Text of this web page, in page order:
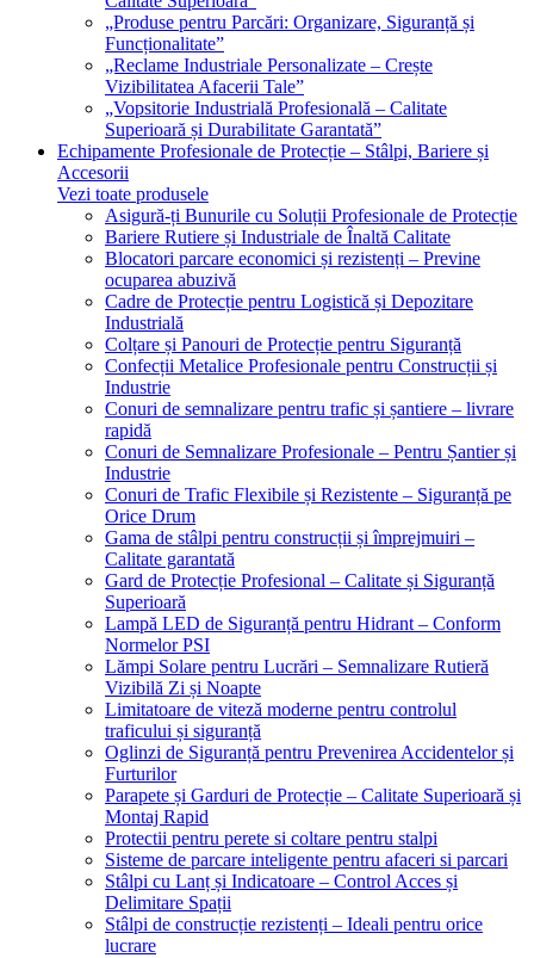
„Produse pentru Parcări: Organizare, Siguranță și
Funcționalitate”
„Reclame Industriale Personalizate – Crește
Vizibilitatea Afacerii Tale”
„Vopsitorie Industrială Profesională – Calitate
Superioară și Durabilitate Garantată”
Echipamente Profesionale de Protecție – Stâlpi, Bariere și
Accesorii
Vezi toate produsele
Asigură-ți Bunurile cu Soluții Profesionale de Protecție
Bariere Rutiere și Industriale de Înaltă Calitate
Blocatori parcare economici și rezistenți – Previne
ocuparea abuzivă
Cadre de Protecție pentru Logistică și Depozitare
Industrială
Colțare și Panouri de Protecție pentru Siguranță
Confecții Metalice Profesionale pentru Construcții și
Industrie
Conuri de semnalizare pentru trafic și șantiere – livrare
rapidă
Conuri de Semnalizare Profesionale – Pentru Șantier și
Industrie
Conuri de Trafic Flexibile și Rezistente – Siguranță pe
Orice Drum
Gama de stâlpi pentru construcții și împrejmuiri –
Calitate garantată
Gard de Protecție Profesional – Calitate și Siguranță
Superioară
Lampă LED de Siguranță pentru Hidrant – Conform
Normelor PSI
Lămpi Solare pentru Lucrări – Semnalizare Rutieră
Vizibilă Zi și Noapte
Limitatoare de viteză moderne pentru controlul
traficului și siguranță
Oglinzi de Siguranță pentru Prevenirea Accidentelor și
Furturilor
Parapete și Garduri de Protecție – Calitate Superioară și
Montaj Rapid
Protectii pentru perete si coltare pentru stalpi
Sisteme de parcare inteligente pentru afaceri si parcari
Stâlpi cu Lanț și Indicatoare – Control Acces și
Delimitare Spații
Stâlpi de construcție rezistenți – Ideali pentru orice
lucrare